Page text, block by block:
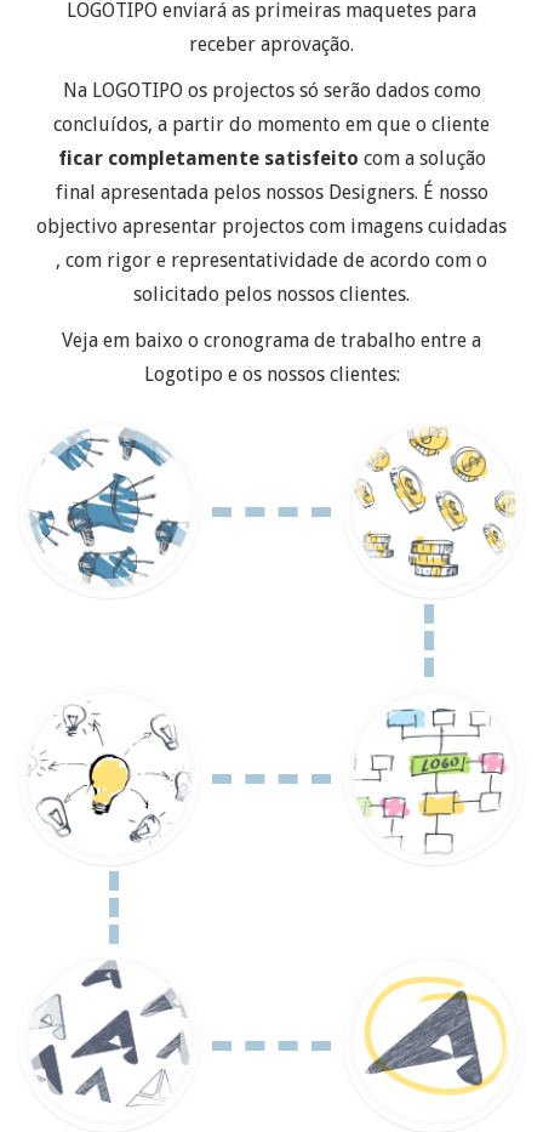
LOGOTIPO enviará as primeiras maquetes para
receber aprovação.
Na LOGOTIPO os projectos só serão dados como
concluídos, a partir do momento em que o cliente
ficar completamente satisfeito com a solução
final apresentada pelos nossos Designers. É nosso
objectivo apresentar projectos com imagens cuidadas
, com rigor e representatividade de acordo com o
solicitado pelos nossos clientes.
Veja em baixo o cronograma de trabalho entre a
Logotipo e os nossos clientes: